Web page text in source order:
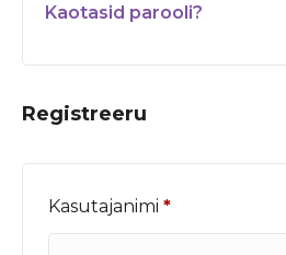
Kaotasid parooli?
Registreeru
Kasutajanimi *Nõutud